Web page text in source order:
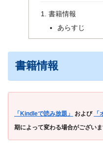
書籍情報
あらすじ
書籍情報
「Kindleで読み放題」 および
期によって変わる場合がございま